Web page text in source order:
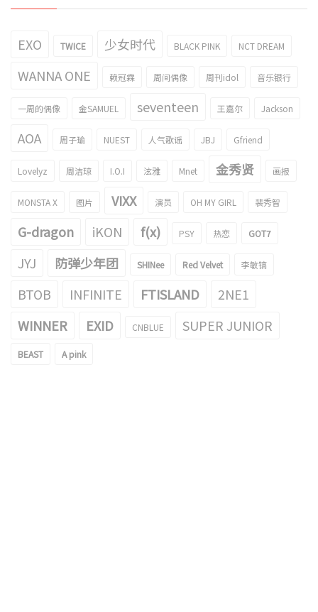
EXO TWICE 少女时代 BLACK PINK NCT DREAM
WANNA ONE 赖冠霖 周间偶像 周刊idol 音乐银行
一周的偶像 金SAMUEL seventeen 王嘉尔 Jackson
AOA 周子瑜 NUEST 人气歌谣 JBJ Gfriend
Lovelyz 周洁琼 I.O.I 泫雅 Mnet 金秀贤 画报
MONSTA X 图片 VIXX 演员 OH MY GIRL 裴秀智
G-dragon iKON f(x) PSY 热恋 GOT7
JYJ 防弹少年团 SHINee Red Velvet 李敏镐
BTOB INFINITE FTISLAND
2NE1
WINNER
EXID CNBLUE SUPER JUNIOR
BEAST A pink